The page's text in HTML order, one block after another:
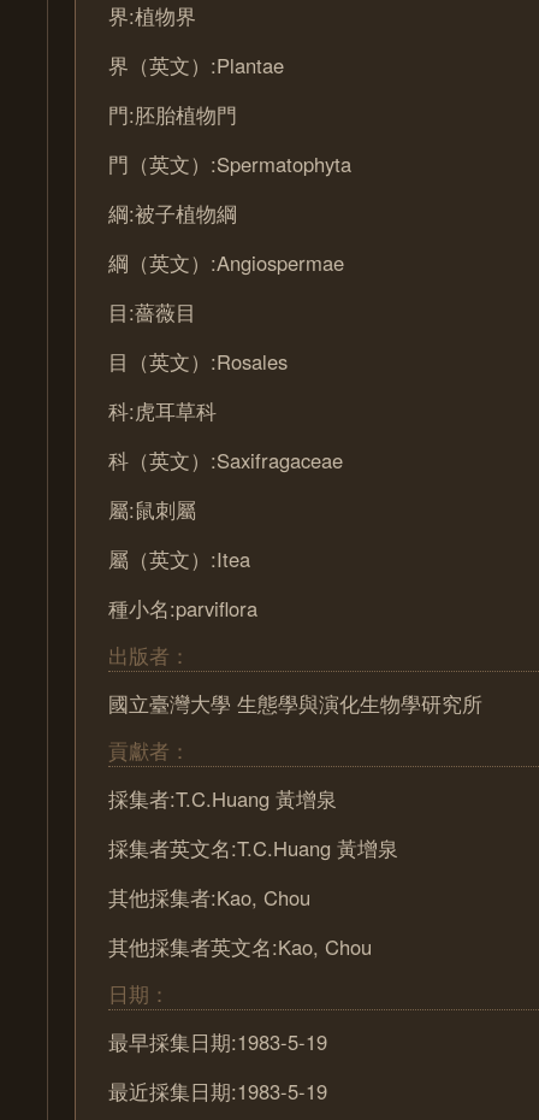
界:植物界
界（英文）:Plantae
門:胚胎植物門
門（英文）:Spermatophyta
綱:被子植物綱
綱（英文）:Angiospermae
目:薔薇目
目（英文）:Rosales
科:虎耳草科
科（英文）:Saxifragaceae
屬:鼠刺屬
屬（英文）:Itea
種小名:parviflora
出版者：
國立臺灣大學 生態學與演化生物學研究所
貢獻者：
採集者:T.C.Huang 黃增泉
採集者英文名:T.C.Huang 黃增泉
其他採集者:Kao, Chou
其他採集者英文名:Kao, Chou
日期：
最早採集日期:1983-5-19
最近採集日期:1983-5-19